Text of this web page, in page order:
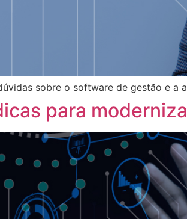
sobre o software de gestão e a
para